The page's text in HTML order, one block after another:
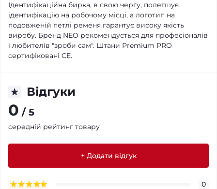
Ідентифікаційна бирка, в свою чергу, полегшує
ідентифікацію на робочому місці, а логотип на
подовженій петлі ременя гарантує високу якість
виробу. Бренд NEO рекомендується для професіоналів
і любителів "зроби сам". Штани Premium PRO
сертифіковані CE.
Відгуки
0 / 5
середній рейтинг товару
+ Додати відгук
0